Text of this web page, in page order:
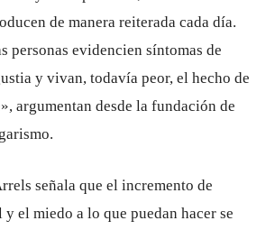
de manera reiterada cada día.
personas evidencien síntomas de
y vivan, todavía peor, el hecho de
argumentan desde la fundación de
señala que el incremento de
el miedo a lo que puedan hacer se